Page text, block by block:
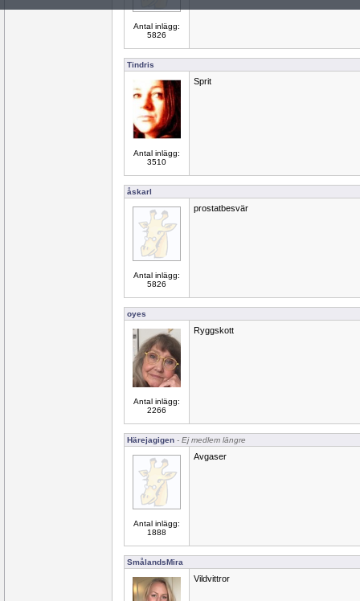
Antal inlägg:
5826
Tindris
Antal inlägg:
3510
Sprit
åskarl
Antal inlägg:
5826
prostatbesvär
oyes
Antal inlägg:
2266
Ryggskott
Härejagigen - Ej medlem längre
Antal inlägg:
1888
Avgaser
SmålandsMira
Vildvittror